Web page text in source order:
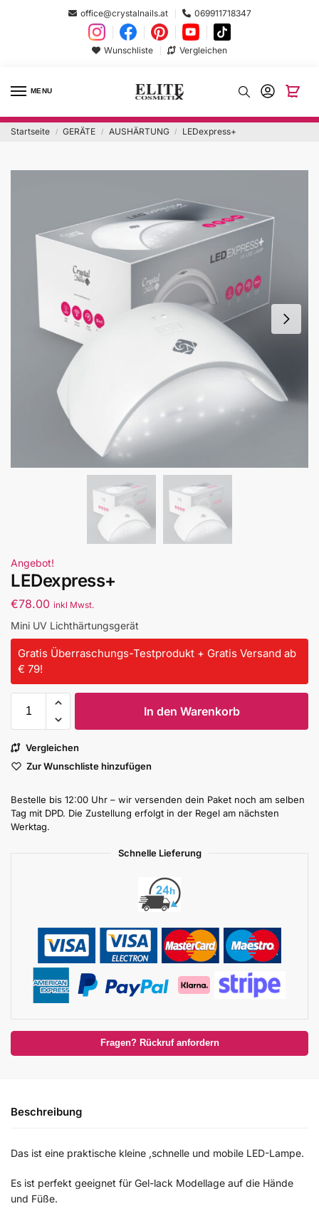
office@crystalnails.at 069911718347
Wunschliste Vergleichen
MENU
Startseite / GERÄTE / AUSHÄRTUNG / LEDexpress+
Angebot!
LEDexpress+
€78.00 inkl Mwst.
Mini UV Lichthärtungsgerät
Gratis Überraschungs-Testprodukt + Gratis Versand ab
€ 79!
In den Warenkorb
Vergleichen
Zur Wunschliste hinzufügen
Bestelle bis 12:00 Uhr – wir versenden dein Paket noch am selben
Tag mit DPD. Die Zustellung erfolgt in der Regel am nächsten
Werktag.
Schnelle Lieferung
Fragen? Rückruf anfordern
Beschreibung
Das ist eine praktische kleine ,schnelle und mobile LED-Lampe.
Es ist perfekt geeignet für Gel-lack Modellage auf die Hände
und Füße.